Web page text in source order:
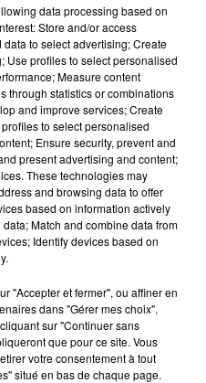
connaître le court métrage
séances sont ainsi
et lieux culturels.
évènements
et ateliers pour découvrir
du cinéma.
un programme chargé avec
pour jeune public, de
oubliés avec une
s’évader ». L’occasion de
d’autres univers via des
de talents du cinéma
toute la semaine. C’est
jeunes
comédiennes,
data processing based on
Store and/or access
to select advertising; Create
Use profiles to select personalised
Measure content
through statistics or combinations
and improve services; Create
to select personalised
Ensure security, prevent and
present advertising and content;
These technologies may
and browsing data to offer
based on information actively
Match and combine data from
Identify devices based on
"Accepter et fermer", ou affiner en
dans "Gérer mes choix".
sur "Continuer sans
que pour ce site. Vous
votre consentement à tout
situé en bas de chaque page.